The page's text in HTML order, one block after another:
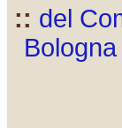
:: del
Bologna